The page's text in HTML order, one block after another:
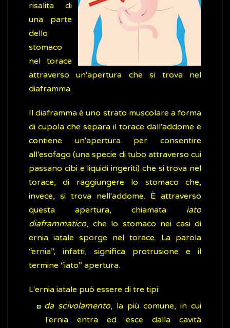
risalita di
una parte
dello
stomaco
nel torace
attraverso un'apertura che si trova nel
diaframma.
Il diaframma è uno strato muscolare a forma
di cupola che separa il torace dall'addome e
contiene un'apertura per consentire
all'esofago (una specie di tubo attraverso cui
passano cibi e liquidi ingeriti) che si trova nel
torace, di raggiungere lo stomaco che,
invece, si trova nell'addome. È attraverso
questa apertura, chiamata iato
diaframmatico, che lo stomaco nei casi di
ernia iatale sporge nel torace. La parola
“ernia”, infatti, significa protrusione e il
termine “iato” apertura.
L'ernia iatale può essere di tre tipi:
da scivolamento, la più comune, in cui
l'ernia entra ed esce dalla cavità